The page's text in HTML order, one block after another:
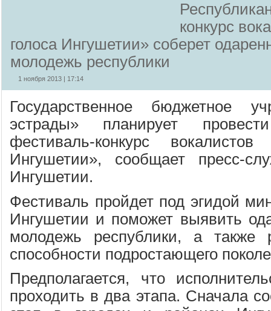
конкурс
голоса Ингушетии» соберет
молодежь республики
1 ноября 2013 | 17:14
Государственное бюджетное
эстрады» планирует
фестиваль-конкурс
Ингушетии», сообщает пресс-
Ингушетии.
Фестиваль пройдет под эгидой
Ингушетии и поможет выявить
молодежь республики, а также
способности подростающего
Предполагается, что
проходить в два этапа. Сначала